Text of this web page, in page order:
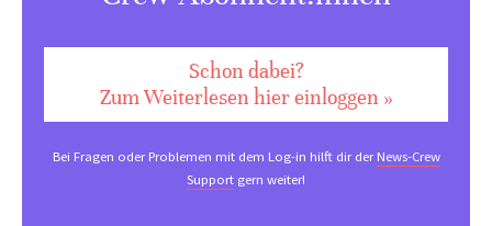
Schon dabei?
Zum Weiterlesen hier einloggen »
Bei Fragen oder Problemen mit dem Log-in hilft dir derNews-Crew
Support gern weiter!